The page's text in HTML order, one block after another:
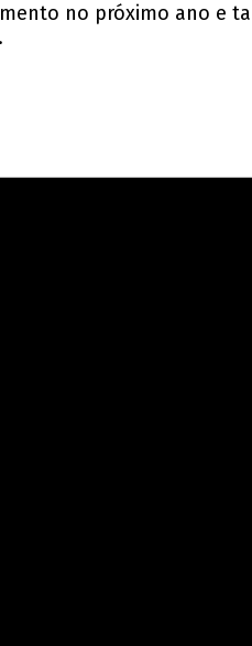
no próximo ano e